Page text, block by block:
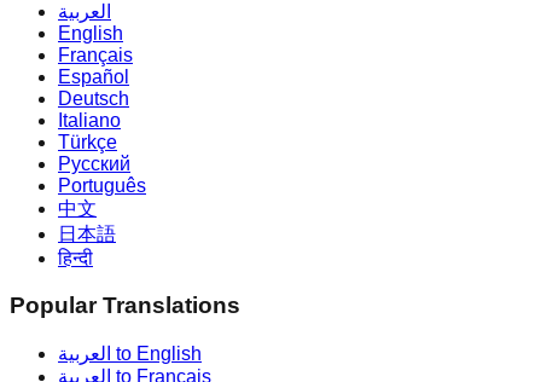
العربية
English
Français
Español
Deutsch
Italiano
Türkçe
Русский
Português
中文
日本語
हिन्दी
Popular Translations
العربية to English
العربية to Français